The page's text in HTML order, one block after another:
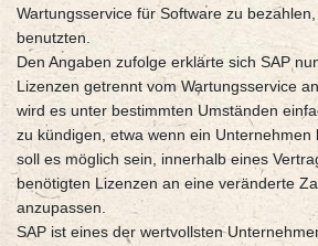
Wartungsservice für Software zu
benutzten.
Den Angaben zufolge erklärte sich SAP
Lizenzen getrennt vom Wartungsservice
wird es unter bestimmten Umständen
zu kündigen, etwa wenn ein Unternehmen
soll es möglich sein, innerhalb eines
benötigten Lizenzen an eine veränderte
anzupassen.
SAP ist eines der wertvollsten